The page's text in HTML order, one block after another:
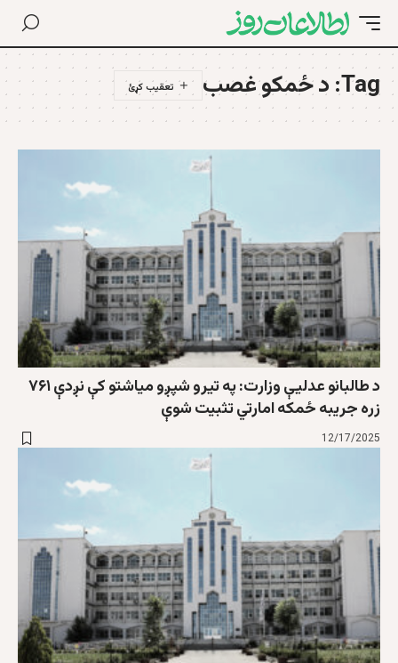
Tag: د ځمکو غصب
د طالبانو عدلیې وزارت: په تیرو شپږو میاشتو کې نږدې ۷۶۱
زره جریبه ځمکه امارتي تثبیت شوې
12/17/2025